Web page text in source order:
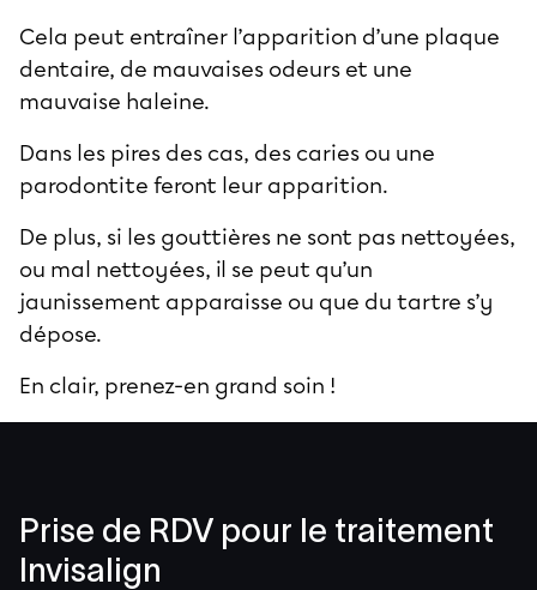
Cela peut entraîner l’apparition d’une plaque
dentaire, de mauvaises odeurs et une
mauvaise haleine.
Dans les pires des cas, des caries ou une
parodontite feront leur apparition.
De plus, si les gouttières ne sont pas nettoyées,
ou mal nettoyées, il se peut qu’un
jaunissement apparaisse ou que du tartre s’y
dépose.
En clair, prenez-en grand soin !
Prise de RDV pour le traitement
Invisalign